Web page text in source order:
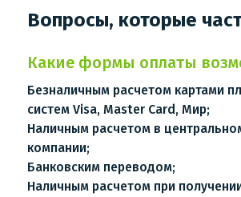
Вопросы, которые
Какие формы оплаты
Безналичным расчетом картами
систем Visa, Master Card, Мир;
Наличным расчетом в
компании;
Банковским переводом;
Наличным расчетом при